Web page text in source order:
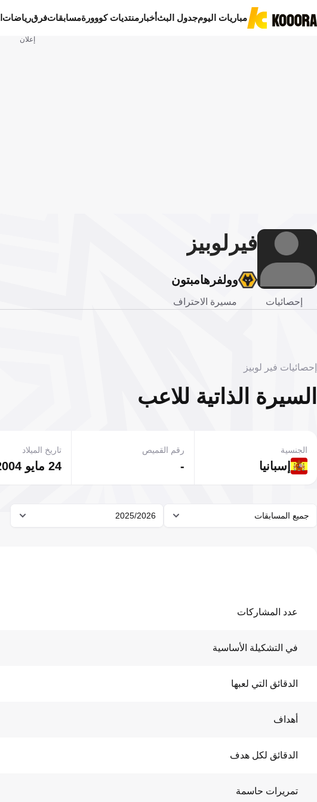
مباريات اليومجدول البثأخبار منتديات كووورةمسابقاتفرقرياضات
إعلان
فير لوبيز
وولفرهامبتون
إحصائيات مسيرة الاحتراف
إحصائيات فير لوبيز
السيرة الذاتية للاعب
إسبانيا
الجنسية
-
رقم القميص
24 مايو 2004
تاريخ الميلاد
جميع المسابقات 2025/2026
عدد المشاركات
في التشكيلة الأساسية
الدقائق التي لعبها
أهداف
الدقائق لكل هدف
تمريرات حاسمة